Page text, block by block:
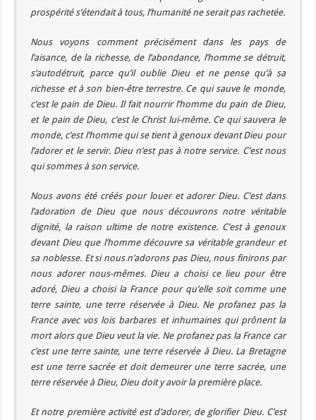
prospérité s’étendait à tous, l’humanité ne serait pas rachetée.
Nous voyons comment précisément dans les pays de
l’aisance, de la richesse, de l’abondance, l’homme se détruit,
s’autodétruit, parce qu’il oublie Dieu et ne pense qu’à sa
richesse et à son bien-être terrestre. Ce qui sauve le monde,
c’est le pain de Dieu. Il fait nourrir l’homme du pain de Dieu,
et le pain de Dieu, c’est le Christ lui-même. Ce qui sauvera le
monde, c’est l’homme qui se tient à genoux devant Dieu pour
l’adorer et le servir. Dieu n’est pas à notre service. C’est nous
qui sommes à son service.
Nous avons été créés pour louer et adorer Dieu. C’est dans
l’adoration de Dieu que nous découvrons notre véritable
dignité, la raison ultime de notre existence. C’est à genoux
devant Dieu que l’homme découvre sa véritable grandeur et
sa noblesse. Et si nous n’adorons pas Dieu, nous finirons par
nous adorer nous-mêmes. Dieu a choisi ce lieu pour être
adoré, Dieu a choisi la France pour qu’elle soit comme une
terre sainte, une terre réservée à Dieu. Ne profanez pas la
France avec vos lois barbares et inhumaines qui prônent la
mort alors que Dieu veut la vie. Ne profanez pas la France car
c’est une terre sainte, une terre réservée à Dieu. La Bretagne
est une terre sacrée et doit demeurer une terre sacrée, une
terre réservée à Dieu, Dieu doit y avoir la première place.
Et notre première activité est d’adorer, de glorifier Dieu. C’est